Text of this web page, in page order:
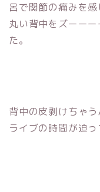
呂で関節の痛みを
丸い背中をズーー
た。
背中の皮剥けちゃ
ライブの時間が迫